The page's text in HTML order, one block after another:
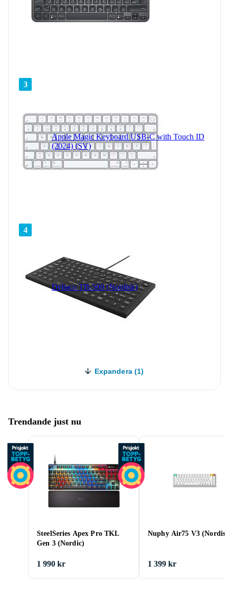
3
Apple Magic Keyboard USB-C with Touch ID
(2024) (SV)
4
Deltaco TB-509 (Nordisk)
Expandera (1)
Trendande just nu
SteelSeries Apex Pro TKL
Gen 3 (Nordic)
1 990 kr
Nuphy Air75 V3
1 399 kr